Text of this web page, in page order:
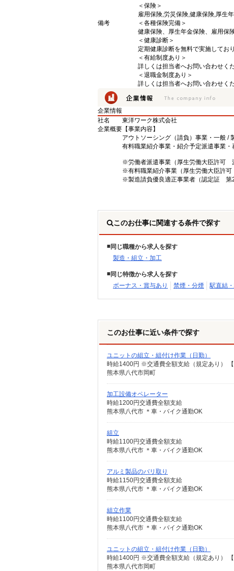
＜保険＞
雇用保険,労災保険,健康保険,厚生
備考
＜各種保険完備＞
健康保険、厚生年金保険、雇用保
＜健康診断＞
定期健康診断を無料で実施しており
＜有給制度あり＞
詳しくは担当者へお問い合わせくだ
＜退職金制度あり＞
詳しくは担当者へお問い合わせくだ
企業情報
社名
東洋ワーク株式会社
企業概要 【事業内容】
アウトソーシング（請負）事業・一般 /
有料職業紹介事業・紹介予定派遣事業・
※労働者派遣事業（厚生労働大臣許可
※有料職業紹介事業（厚生労働大臣許
※製造請負優良適正事業者（認定証 第
このお仕事に関連する条件で探す
同じ職種から求人を探す
製造・組立・加工
同じ特徴から求人を探す
ボーナス・賞与あり
禁煙・分煙 駅直結
このお仕事に近い条件で探す
ユニットの組立・組付け作業（日勤）
時給1400円 ※交通費全額支給（規定あり）
熊本県八代市岡町
加工設備オペレーター
時給1200円交通費全額支給
熊本県八代市 ＊車・バイク通勤OK
組立
時給1100円交通費全額支給
熊本県八代市 ＊車・バイク通勤OK
アルミ製品のバリ取り
時給1150円交通費全額支給
熊本県八代市 ＊車・バイク通勤OK
組立作業
時給1100円交通費全額支給
熊本県八代市 ＊車・バイク通勤OK
ユニットの組立・組付け作業（日勤）
時給1400円 ※交通費全額支給（規定あり）
熊本県八代市岡町